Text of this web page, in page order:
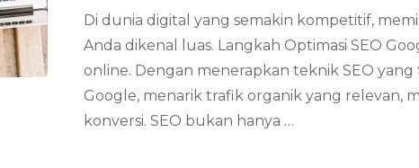
Di dunia digital yang semakin kompetitif,
Anda dikenal luas. Langkah Optimasi SEO
online. Dengan menerapkan teknik SEO
Google, menarik trafik organik yang relevan,
konversi. SEO bukan hanya …